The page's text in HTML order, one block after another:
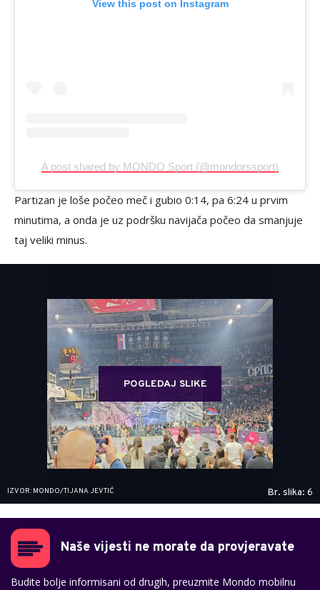
View this post on Instagram
A post shared by MONDO Sport (@mondorssport)
Partizan je loše počeo meč i gubio 0:14, pa 6:24 u prvim
minutima, a onda je uz podršku navijača počeo da smanjuje
taj veliki minus.
POGLEDAJ SLIKE
IZVOR: MONDO/TIJANA JEVTIĆ Br. slika: 6
Naše vijesti ne morate da provjeravate
Budite bolje informisani od drugih, preuzmite Mondo mobilnu